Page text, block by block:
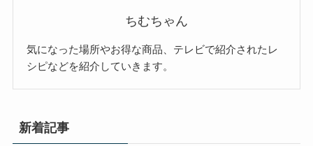
ちむちゃん
気になった場所やお得な商品、テレビで紹介されたレ
シピなどを紹介していきます。
新着記事